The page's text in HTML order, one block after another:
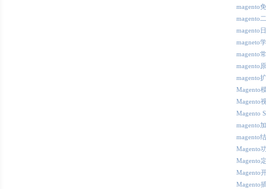
magento
magento
magento
magneto
magento
magento
magento
Magento
Magento
Magento
magento
magento
Magento
Magento
Magento
Magento